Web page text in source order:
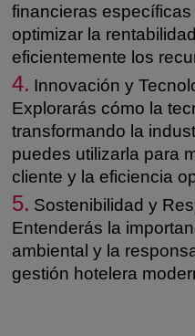
financieras
optimizar la
eficientemente los
4. Innovación y
Explorarás cómo la
transformando la
puedes utilizarla para
cliente y la eficiencia
5. Sostenibilidad y
Entenderás la
ambiental y la
gestión hotelera